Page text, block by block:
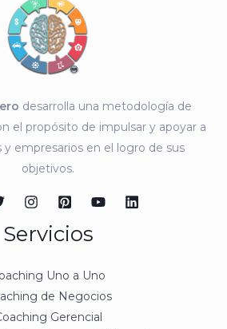
desarrolla una metodología de
el propósito de impulsar y apoyar a
empresarios en el logro de sus
objetivos.
Servicios
Uno a Uno
de Negocios
Gerencial